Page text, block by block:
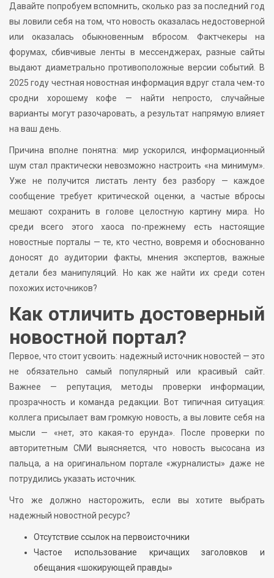
Давайте попробуем вспомнить, сколько раз за последний год
вы ловили себя на том, что новость оказалась недостоверной
или оказалась обыкновенным вбросом. Фактчекеры на
форумах, сбивчивые ленты в мессенджерах, разные сайты
выдают диаметрально противоположные версии событий. В
2025 году честная новостная информация вдруг стала чем-то
сродни хорошему кофе — найти непросто, случайные
варианты могут разочаровать, а результат напрямую влияет
на ваш день.
Причина вполне понятна: мир ускорился, информационный
шум стал практически невозможно настроить «на минимум».
Уже не получится листать ленту без разбору — каждое
сообщение требует критической оценки, а частые вбросы
мешают сохранить в голове целостную картину мира. Но
среди всего этого хаоса по-прежнему есть настоящие
новостные порталы — те, кто честно, вовремя и обоснованно
доносят до аудитории факты, мнения экспертов, важные
детали без манипуляций. Но как же найти их среди сотен
похожих источников?
Как отличить достоверный
новостной портал?
Первое, что стоит усвоить: надежный источник новостей — это
не обязательно самый популярный или красивый сайт.
Важнее — репутация, методы проверки информации,
прозрачность и команда редакции. Вот типичная ситуация:
коллега присылает вам громкую новость, а вы ловите себя на
мысли — «нет, это какая-то ерунда». После проверки по
авторитетным СМИ выясняется, что новость высосана из
пальца, а на оригинальном портале «журналисты» даже не
потрудились указать источник.
Что же должно насторожить, если вы хотите выбрать
надежный новостной ресурс?
Отсутствие ссылок на первоисточники
Частое использование кричащих заголовков и
обещания «шокирующей правды»